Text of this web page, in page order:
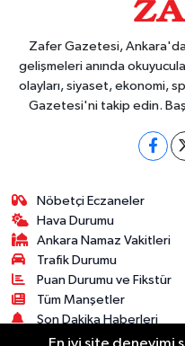
Zafer Gazetesi,
gelişmeleri anında
olayları, siyaset, ekonomi,
Gazetesi'ni takip edin.
Nöbetçi Eczaneler
Hava Durumu
Ankara Namaz Vakitleri
Trafik Durumu
Puan Durumu ve Fikstür
Tüm Manşetler
Son Dakika Haberleri
Haber Arşivi